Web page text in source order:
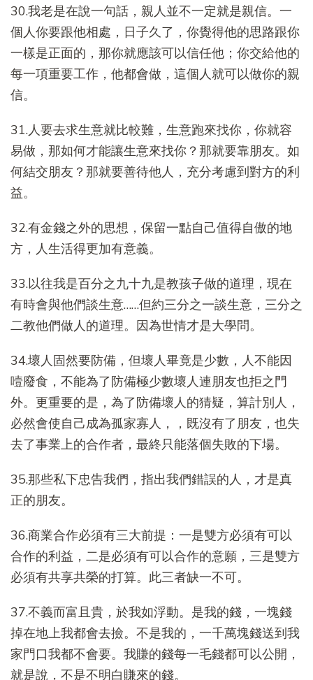
30.我老是在說一句話，親人並不一定就是親信。一
個人你要跟他相處，日子久了，你覺得他的思路跟你
一樣是正面的，那你就應該可以信任他；你交給他的
每一項重要工作，他都會做，這個人就可以做你的親
信。
31.人要去求生意就比較難，生意跑來找你，你就容
易做，那如何才能讓生意來找你？那就要靠朋友。如
何結交朋友？那就要善待他人，充分考慮到對方的利
益。
32.有金錢之外的思想，保留一點自己值得自傲的地
方，人生活得更加有意義。
33.以往我是百分之九十九是教孩子做的道理，現在
有時會與他們談生意……但約三分之一談生意，三分之
二教他們做人的道理。因為世情才是大學問。
34.壞人固然要防備，但壞人畢竟是少數，人不能因
噎廢食，不能為了防備極少數壞人連朋友也拒之門
外。更重要的是，為了防備壞人的猜疑，算計別人，
必然會使自己成為孤家寡人，，既沒有了朋友，也失
去了事業上的合作者，最終只能落個失敗的下場。
35.那些私下忠告我們，指出我們錯誤的人，才是真
正的朋友。
36.商業合作必須有三大前提：一是雙方必須有可以
合作的利益，二是必須有可以合作的意願，三是雙方
必須有共享共榮的打算。此三者缺一不可。
37.不義而富且貴，於我如浮動。是我的錢，一塊錢
掉在地上我都會去撿。不是我的，一千萬塊錢送到我
家門口我都不會要。我賺的錢每一毛錢都可以公開，
就是說，不是不明白賺來的錢。